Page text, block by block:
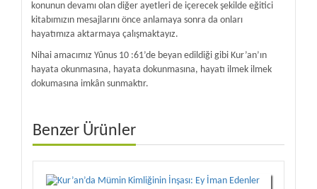
konunun devamı olan diğer ayetleri de içerecek şekilde eğitici
kitabımızın mesajlarını önce anlamaya sonra da onları
hayatımıza aktarmaya çalışmaktayız.
Nihai amacımız Yûnus 10 :61’de beyan edildiği gibi Kur’an’ın
hayata okunmasına, hayata dokunmasına, hayatı ilmek ilmek
dokumasına imkân sunmaktır.
Benzer Ürünler